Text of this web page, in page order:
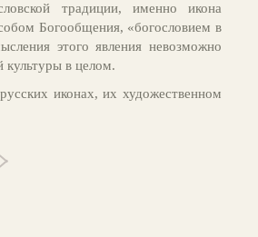
традиции, именно икона
Богообщения, «богословием в
этого явления невозможно
культуры в целом.
иконах, их художественном